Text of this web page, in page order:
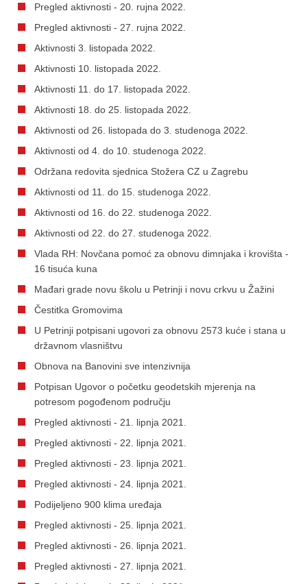
Pregled aktivnosti - 20. rujna 2022.
Pregled aktivnosti - 27. rujna 2022.
Aktivnosti 3. listopada 2022.
Aktivnosti 10. listopada 2022.
Aktivnosti 11. do 17. listopada 2022.
Aktivnosti 18. do 25. listopada 2022.
Aktivnosti od 26. listopada do 3. studenoga 2022.
Aktivnosti od 4. do 10. studenoga 2022.
Održana redovita sjednica Stožera CZ u Zagrebu
Aktivnosti od 11. do 15. studenoga 2022.
Aktivnosti od 16. do 22. studenoga 2022.
Aktivnosti od 22. do 27. studenoga 2022.
Vlada RH: Novčana pomoć za obnovu dimnjaka i krovišta -
16 tisuća kuna
Mađari grade novu školu u Petrinji i novu crkvu u Žažini
Čestitka Gromovima
U Petrinji potpisani ugovori za obnovu 2573 kuće i stana u
državnom vlasništvu
Obnova na Banovini sve intenzivnija
Potpisan Ugovor o početku geodetskih mjerenja na
potresom pogođenom području
Pregled aktivnosti - 21. lipnja 2021.
Pregled aktivnosti - 22. lipnja 2021.
Pregled aktivnosti - 23. lipnja 2021.
Pregled aktivnosti - 24. lipnja 2021.
Podijeljeno 900 klima uređaja
Pregled aktivnosti - 25. lipnja 2021.
Pregled aktivnosti - 26. lipnja 2021.
Pregled aktivnosti - 27. lipnja 2021.